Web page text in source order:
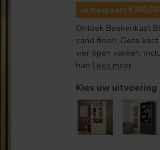
Je bespaart €380,00
Ontdek Boekenkast
sand finish. Deze
vier open vakken,
han Lees meer.
Kies uw uitvoering